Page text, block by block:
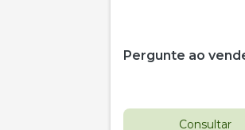
Pergunte ao
Consultar